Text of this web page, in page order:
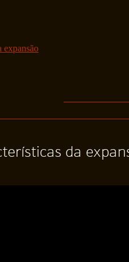
expansão
da